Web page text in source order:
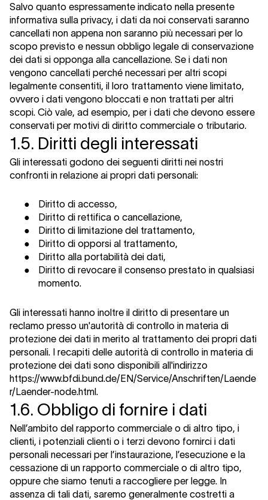
Salvo quanto espressamente indicato nella presente
informativa sulla privacy, i dati da noi conservati saranno
cancellati non appena non saranno più necessari per lo
scopo previsto e nessun obbligo legale di conservazione
dei dati si opponga alla cancellazione. Se i dati non
vengono cancellati perché necessari per altri scopi
legalmente consentiti, il loro trattamento viene limitato,
ovvero i dati vengono bloccati e non trattati per altri
scopi. Ciò vale, ad esempio, per i dati che devono essere
conservati per motivi di diritto commerciale o tributario.
1.5. Diritti degli interessati
Gli interessati godono dei seguenti diritti nei nostri
confronti in relazione ai propri dati personali:
●
Diritto di accesso,
●
Diritto di rettifica o cancellazione,
●
Diritto di limitazione del trattamento,
●
Diritto di opporsi al trattamento,
●
Diritto alla portabilità dei dati,
●
Diritto di revocare il consenso prestato in qualsiasi
momento.
Gli interessati hanno inoltre il diritto di presentare un
reclamo presso un'autorità di controllo in materia di
protezione dei dati in merito al trattamento dei propri dati
personali. I recapiti delle autorità di controllo in materia di
protezione dei dati sono disponibili all'indirizzo
https://www.bfdi.bund.de/EN/Service/Anschriften/Laende
r/Laender-node.html.
1.6. Obbligo di fornire i dati
Nell’ambito del rapporto commerciale o di altro tipo, i
clienti, i potenziali clienti o i terzi devono fornirci i dati
personali necessari per l’instaurazione, l’esecuzione e la
cessazione di un rapporto commerciale o di altro tipo,
oppure che siamo tenuti a raccogliere per legge. In
assenza di tali dati, saremo generalmente costretti a